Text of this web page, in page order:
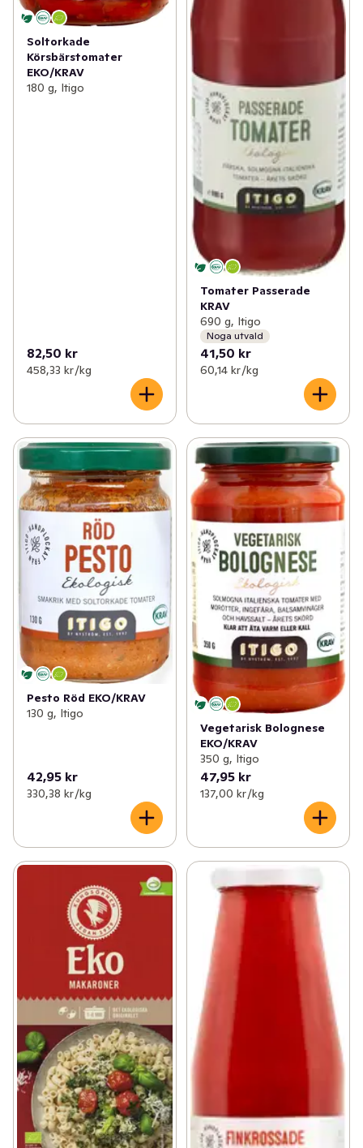
Soltorkade
Körsbärstomater
EKO/KRAV
180 g, Itigo
82,50 kr
458,33 kr /kg
Tomater Passerade
KRAV
690 g, Itigo
Noga utvald
41,50 kr
60,14 kr /kg
Pesto Röd EKO/KRAV
130 g, Itigo
42,95 kr
330,38 kr /kg
Vegetarisk Bolognese
EKO/KRAV
350 g, Itigo
47,95 kr
137,00 kr /kg